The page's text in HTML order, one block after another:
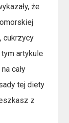
że
cukrzycy
artykule
cały
tej diety
z